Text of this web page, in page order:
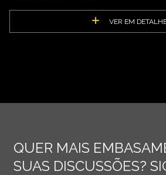
VER EM
QUER MAIS
SUAS DISCUSSÕES?